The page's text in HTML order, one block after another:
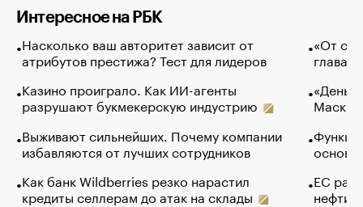
Интересное на РБК
Насколько ваш авторитет зависит от
атрибутов престижа? Тест для лидеров
Казино проиграло. Как ИИ-агенты
разрушают букмекерскую индустрию
Выживают сильнейших. Почему компании
избавляются от лучших сотрудников
Как банк Wildberries резко нарастил
кредиты селлерам до атак на склады
«От
глава
Маск в
основ
ЕС
нефти